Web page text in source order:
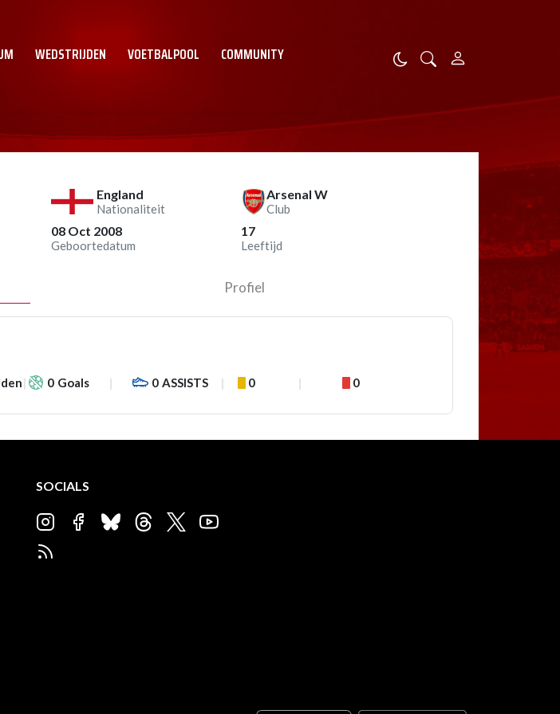
WEDSTRIJDEN VOETBALPOOL COMMUNITY
England
Nationaliteit
Arsenal W
Club
08 Oct 2008
Geboortedatum
17
Leeftijd
Profiel
0 Goals 0 ASSISTS 0 0
SOCIALS